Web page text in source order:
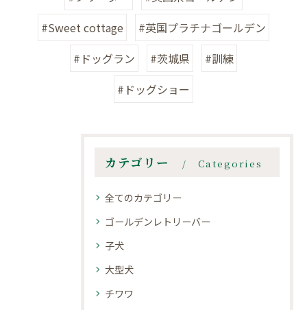
#Sweet cottage
#英国プラチナゴールデン
#ドッグラン
#茨城県
#訓練
#ドッグショー
カテゴリー Categories
全てのカテゴリー
ゴールデンレトリーバー
子犬
大型犬
チワワ